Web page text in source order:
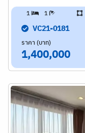
1 1
VC21-0181
ราคา (บาท)
1,400,000